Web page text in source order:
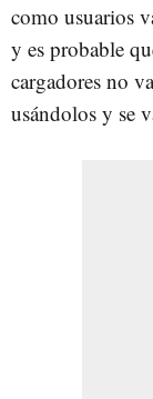
como usuarios
y es probable
cargadores no
usándolos y se